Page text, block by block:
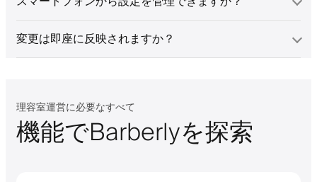
変更は即座に反映されますか？
理容室運営に必要なすべて
機能でBarberlyを探索